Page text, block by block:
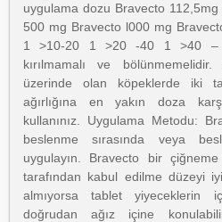
uygulama dozu Bravecto
500 mg Bravecto l000 mg
1 >10-20 1 >20 -40 1 >40 –
kırılmamalı ve
üzerinde olan köpeklerde iki
ağırlığına en yakın doza
kullanınız. Uygulama Metodu:
beslenme sırasında veya
uygulayın. Bravecto bir
tarafından kabul edilme düzeyi
almıyorsa tablet yiyeceklerin
doğrudan ağız içine